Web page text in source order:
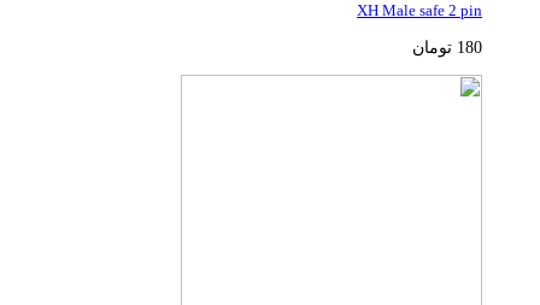
XH Male safe 2 pin
180 تومان